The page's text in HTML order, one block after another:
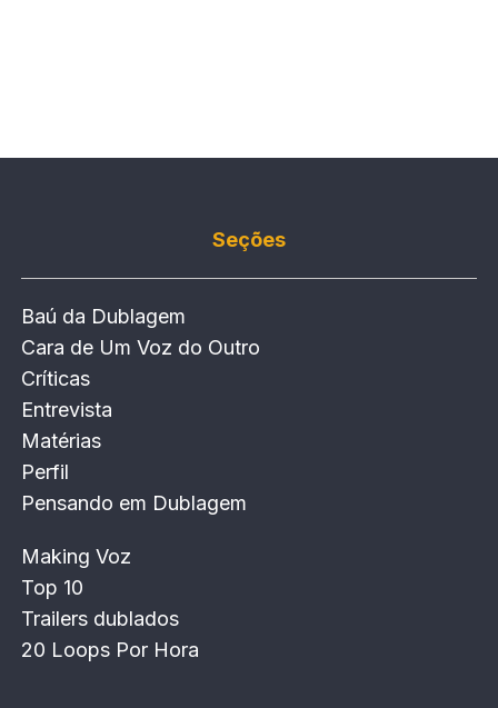
Seções
Baú da Dublagem
Cara de Um Voz do Outro
Críticas
Entrevista
Matérias
Perfil
Pensando em Dublagem
Making Voz
Top 10
Trailers dublados
20 Loops Por Hora